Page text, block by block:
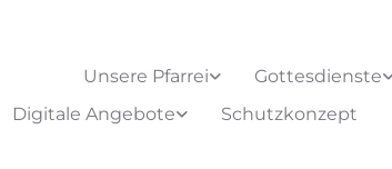
Unsere Pfarrei Gottesdienste
Digitale Angebote
Schutzkonzept